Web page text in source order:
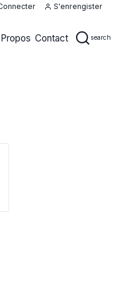
S'enrengister
Contact search